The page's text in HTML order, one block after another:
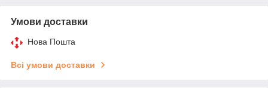
Умови доставки
Нова Пошта
Всі умови доставки